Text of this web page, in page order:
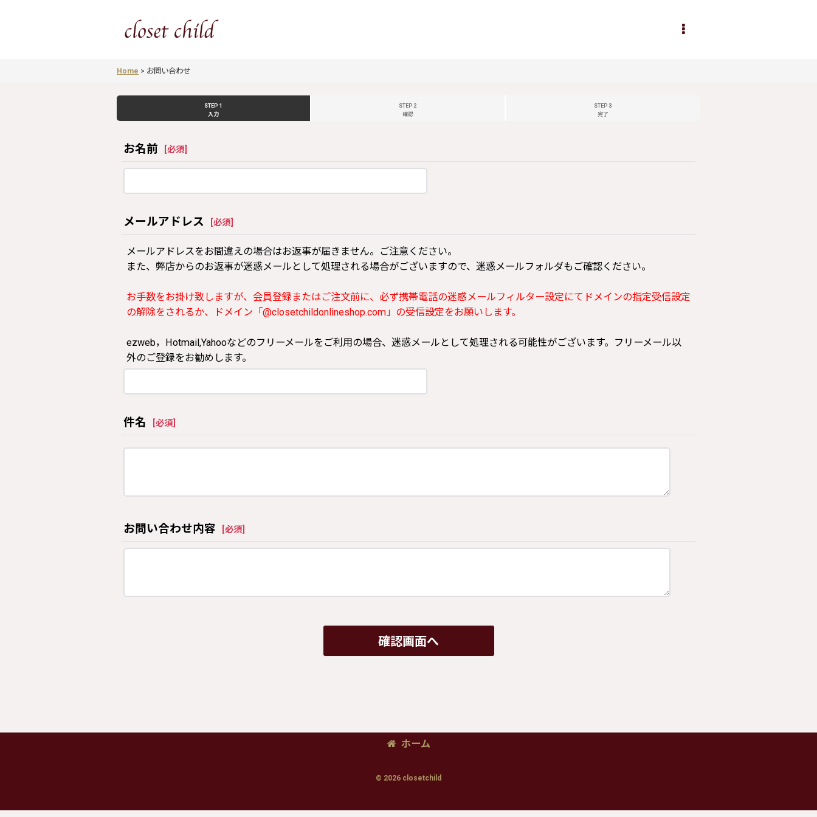
Home > お問い合わせ
STEP 1
入力
STEP 2
確認
STEP 3
完了
お名前 必須
メールアドレス 必須
メールアドレスをお間違えの場合はお返事が届きません。ご注意ください。
また、弊店からのお返事が迷惑メールとして処理される場合がございますので、迷惑メールフォルダもご確認ください。
お手数をお掛け致しますが、会員登録またはご注文前に、必ず携帯電話の迷惑メールフィルター設定にてドメインの指定受信設定
の解除をされるか、ドメイン「@closetchildonlineshop.com」の受信設定をお願いします。
ezweb，Hotmail,Yahooなどのフリーメールをご利用の場合、迷惑メールとして処理される可能性がございます。フリーメール以
外のご登録をお勧めします。
件名 必須
お問い合わせ内容 必須
確認画面へ
ホーム
© 2026 closetchild